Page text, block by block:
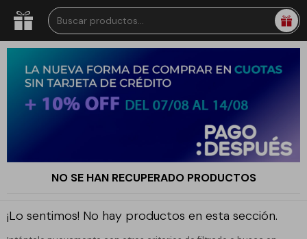
NO SE HAN RECUPERADO PRODUCTOS
¡Lo sentimos! No hay productos en esta sección.